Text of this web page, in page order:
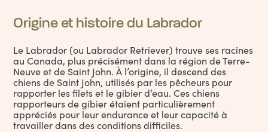
Origine et histoire du Labrador
Le Labrador (ou Labrador Retriever) trouve ses racines
au Canada, plus précisément dans la région de Terre-
Neuve et de Saint John. À l’origine, il descend des
chiens de Saint John, utilisés par les pêcheurs pour
rapporter les filets et le gibier d’eau. Ces chiens
rapporteurs de gibier étaient particulièrement
appréciés pour leur endurance et leur capacité à
travailler dans des conditions difficiles.